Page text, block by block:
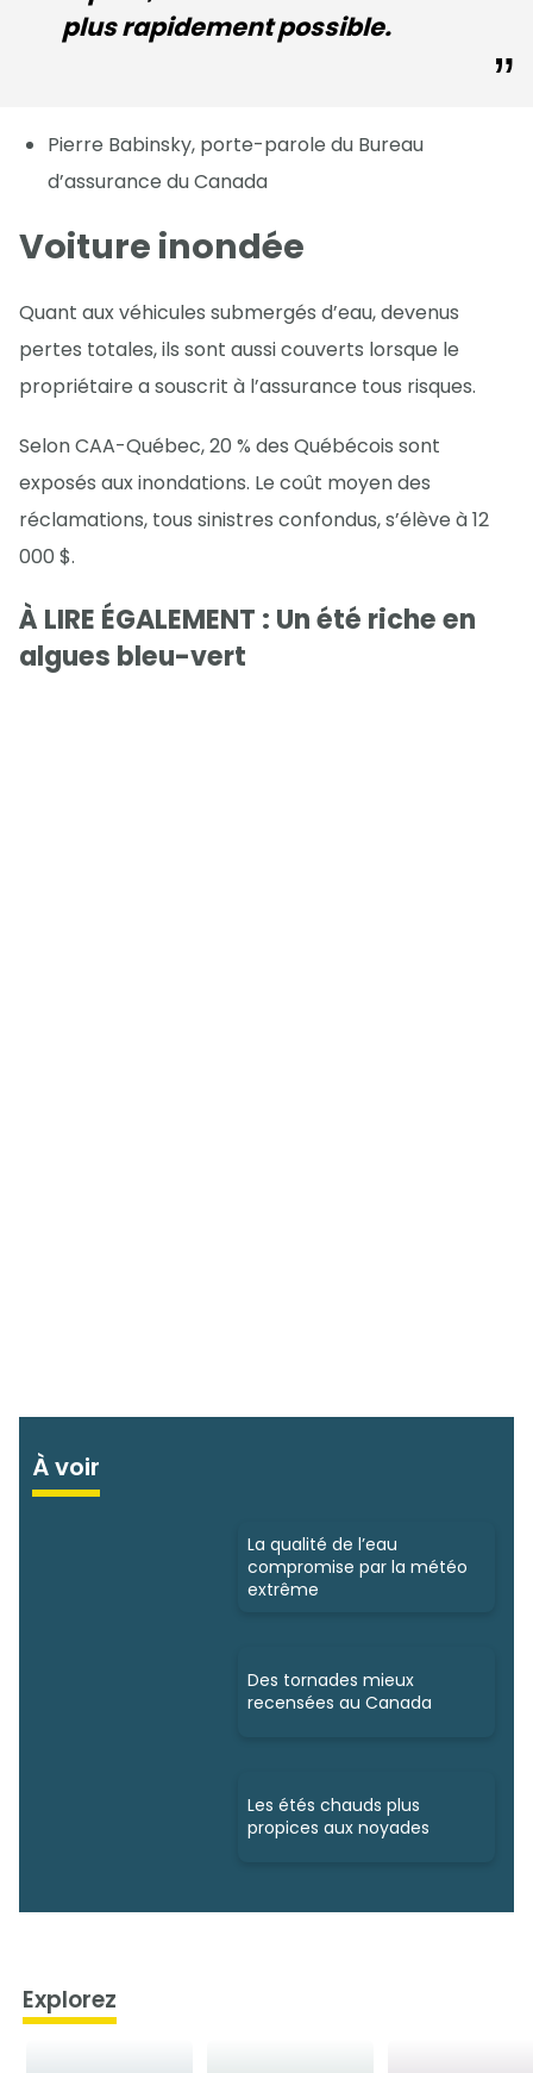
plus rapidement possible.
Pierre Babinsky, porte-parole du Bureau
d’assurance du Canada
Voiture inondée
Quant aux véhicules submergés d’eau, devenus
pertes totales, ils sont aussi couverts lorsque le
propriétaire a souscrit à l’assurance tous risques.
Selon CAA-Québec, 20 % des Québécois sont
exposés aux inondations. Le coût moyen des
réclamations, tous sinistres confondus, s’élève à 12
000 $.
À LIRE ÉGALEMENT : Un été riche en
algues bleu-vert
À voir
La qualité de l’eau
compromise par la météo
extrême
Des tornades mieux
recensées au Canada
Les étés chauds plus
propices aux noyades
Explorez